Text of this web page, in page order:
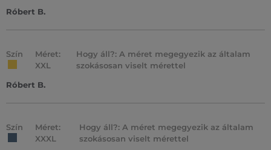
Róbert B.
Szín
Méret:
XXL
Hogy áll?: A méret megegyezik az általam
szokásosan viselt mérettel
Róbert B.
Szín
Méret:
XXXL
Hogy áll?: A méret megegyezik az általam
szokásosan viselt mérettel